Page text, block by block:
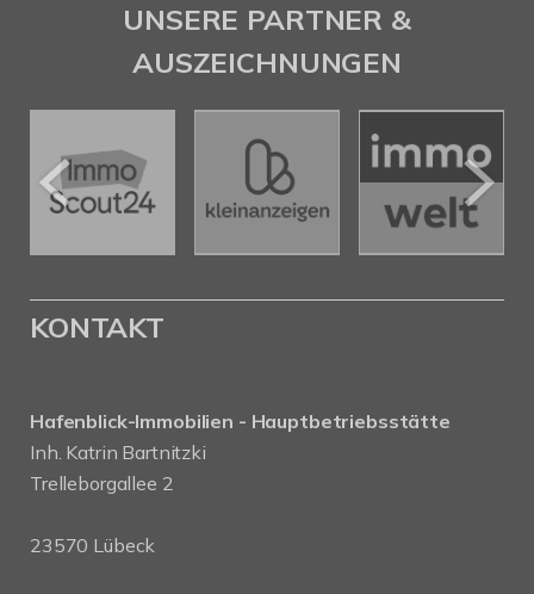
UNSERE PARTNER &
AUSZEICHNUNGEN
KONTAKT
Hafenblick-Immobilien - Hauptbetriebsstätte
Inh. Katrin Bartnitzki
Trelleborgallee 2
23570 Lübeck